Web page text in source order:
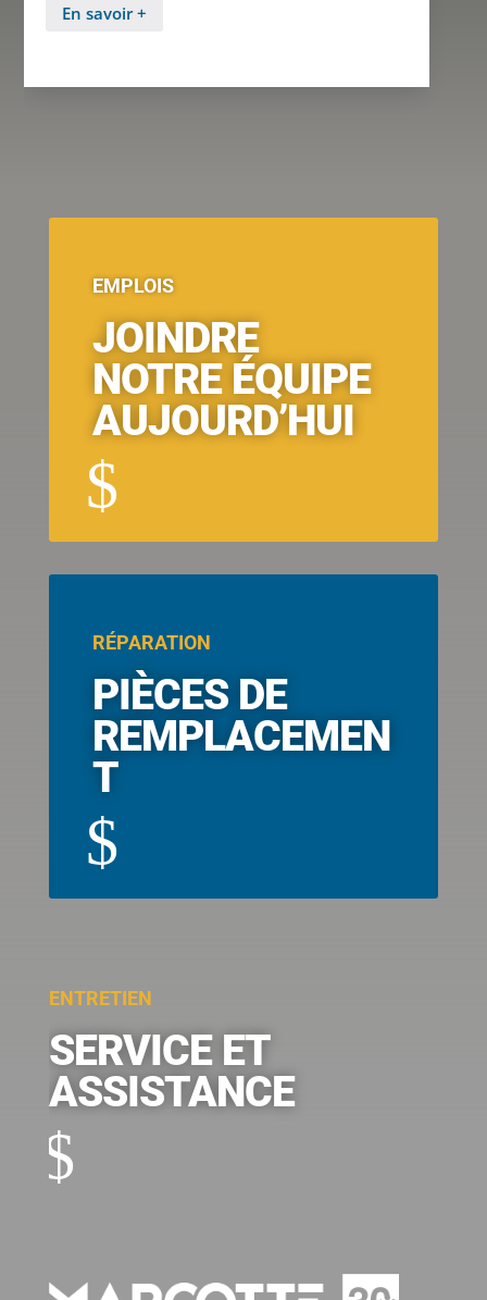
En savoir +
EMPLOIS
JOINDRE
NOTRE ÉQUIPE
AUJOURD’HUI
$
RÉPARATION
PIÈCES DE
REMPLACEMEN
T
$
ENTRETIEN
SERVICE ET
ASSISTANCE
$